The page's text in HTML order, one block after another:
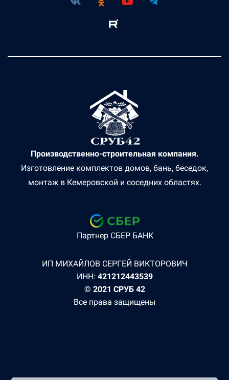
Производственно-строительная компания.
Изготовление комплектов домов, бань, беседок,
монтаж в Кемеровской и соседних областях.
Партнер СБЕР БАНК
ИП МИХАЙЛОВ СЕРГЕЙ ВИКТОРОВИЧ
ИНН: 421212443539
© 2021 СРУБ 42
Все права защищены